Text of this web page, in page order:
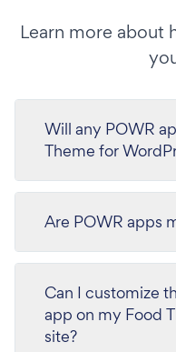
Learn more about
Will any POWR
Theme for
Are POWR apps
Can I customize
app on my Food
site?